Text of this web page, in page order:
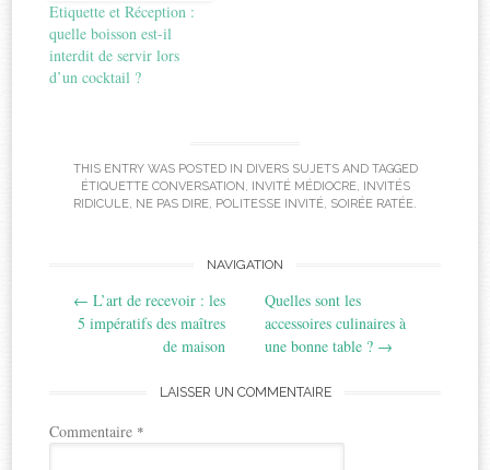
Etiquette et Réception :
quelle boisson est-il
interdit de servir lors
d’un cocktail ?
THIS ENTRY WAS POSTED IN DIVERS SUJETSAND TAGGED
ÉTIQUETTE CONVERSATION, INVITÉ MÉDIOCRE, INVITÉS
RIDICULE, NE PAS DIRE, POLITESSE INVITÉ, SOIRÉE RATÉE.
navigation
NAVIGATION
← L’art de recevoir : les
5 impératifs des maîtres
de maison
Quelles sont les
accessoires culinaires à
une bonne table ? →
LAISSER UN COMMENTAIRE
Commentaire *